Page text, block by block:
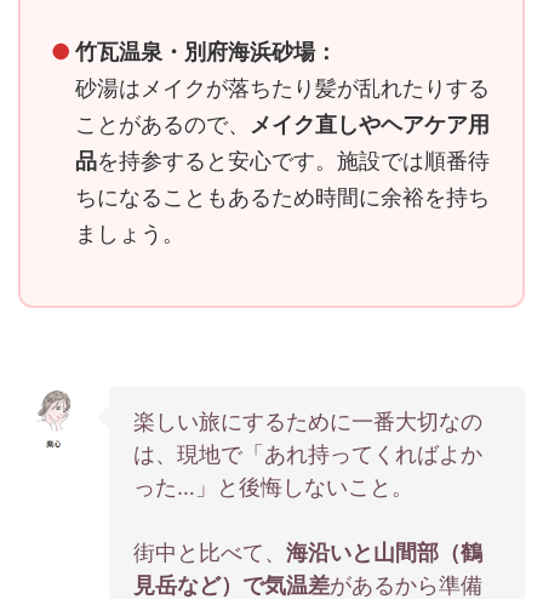
● 竹瓦温泉・別府海浜砂場：
砂湯はメイクが落ちたり髪が乱れたりする
ことがあるので、
メイク直しやヘアケア用
品を持参すると安心です。施設では順番待
ちになることもあるため時間に余裕を持ち
ましょう。
楽しい旅にするために一番大切なの
は、現地で「あれ持ってくればよか
った…」と後悔しないこと。
街中と比べて、 海沿いと山間部（鶴
見岳など）で気温差があるから準備